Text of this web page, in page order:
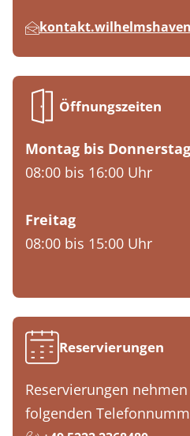
Öffnungszeiten
Montag bis Donnerstag
08:00 bis 16:00 Uhr
Freitag
08:00 bis 15:00 Uhr
Reservierungen
Reservierungen
folgenden